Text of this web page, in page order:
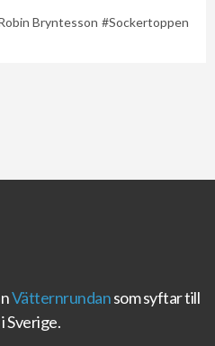
Bryntesson Sockertoppen
Vätternrundansom syftar till
Sverige.